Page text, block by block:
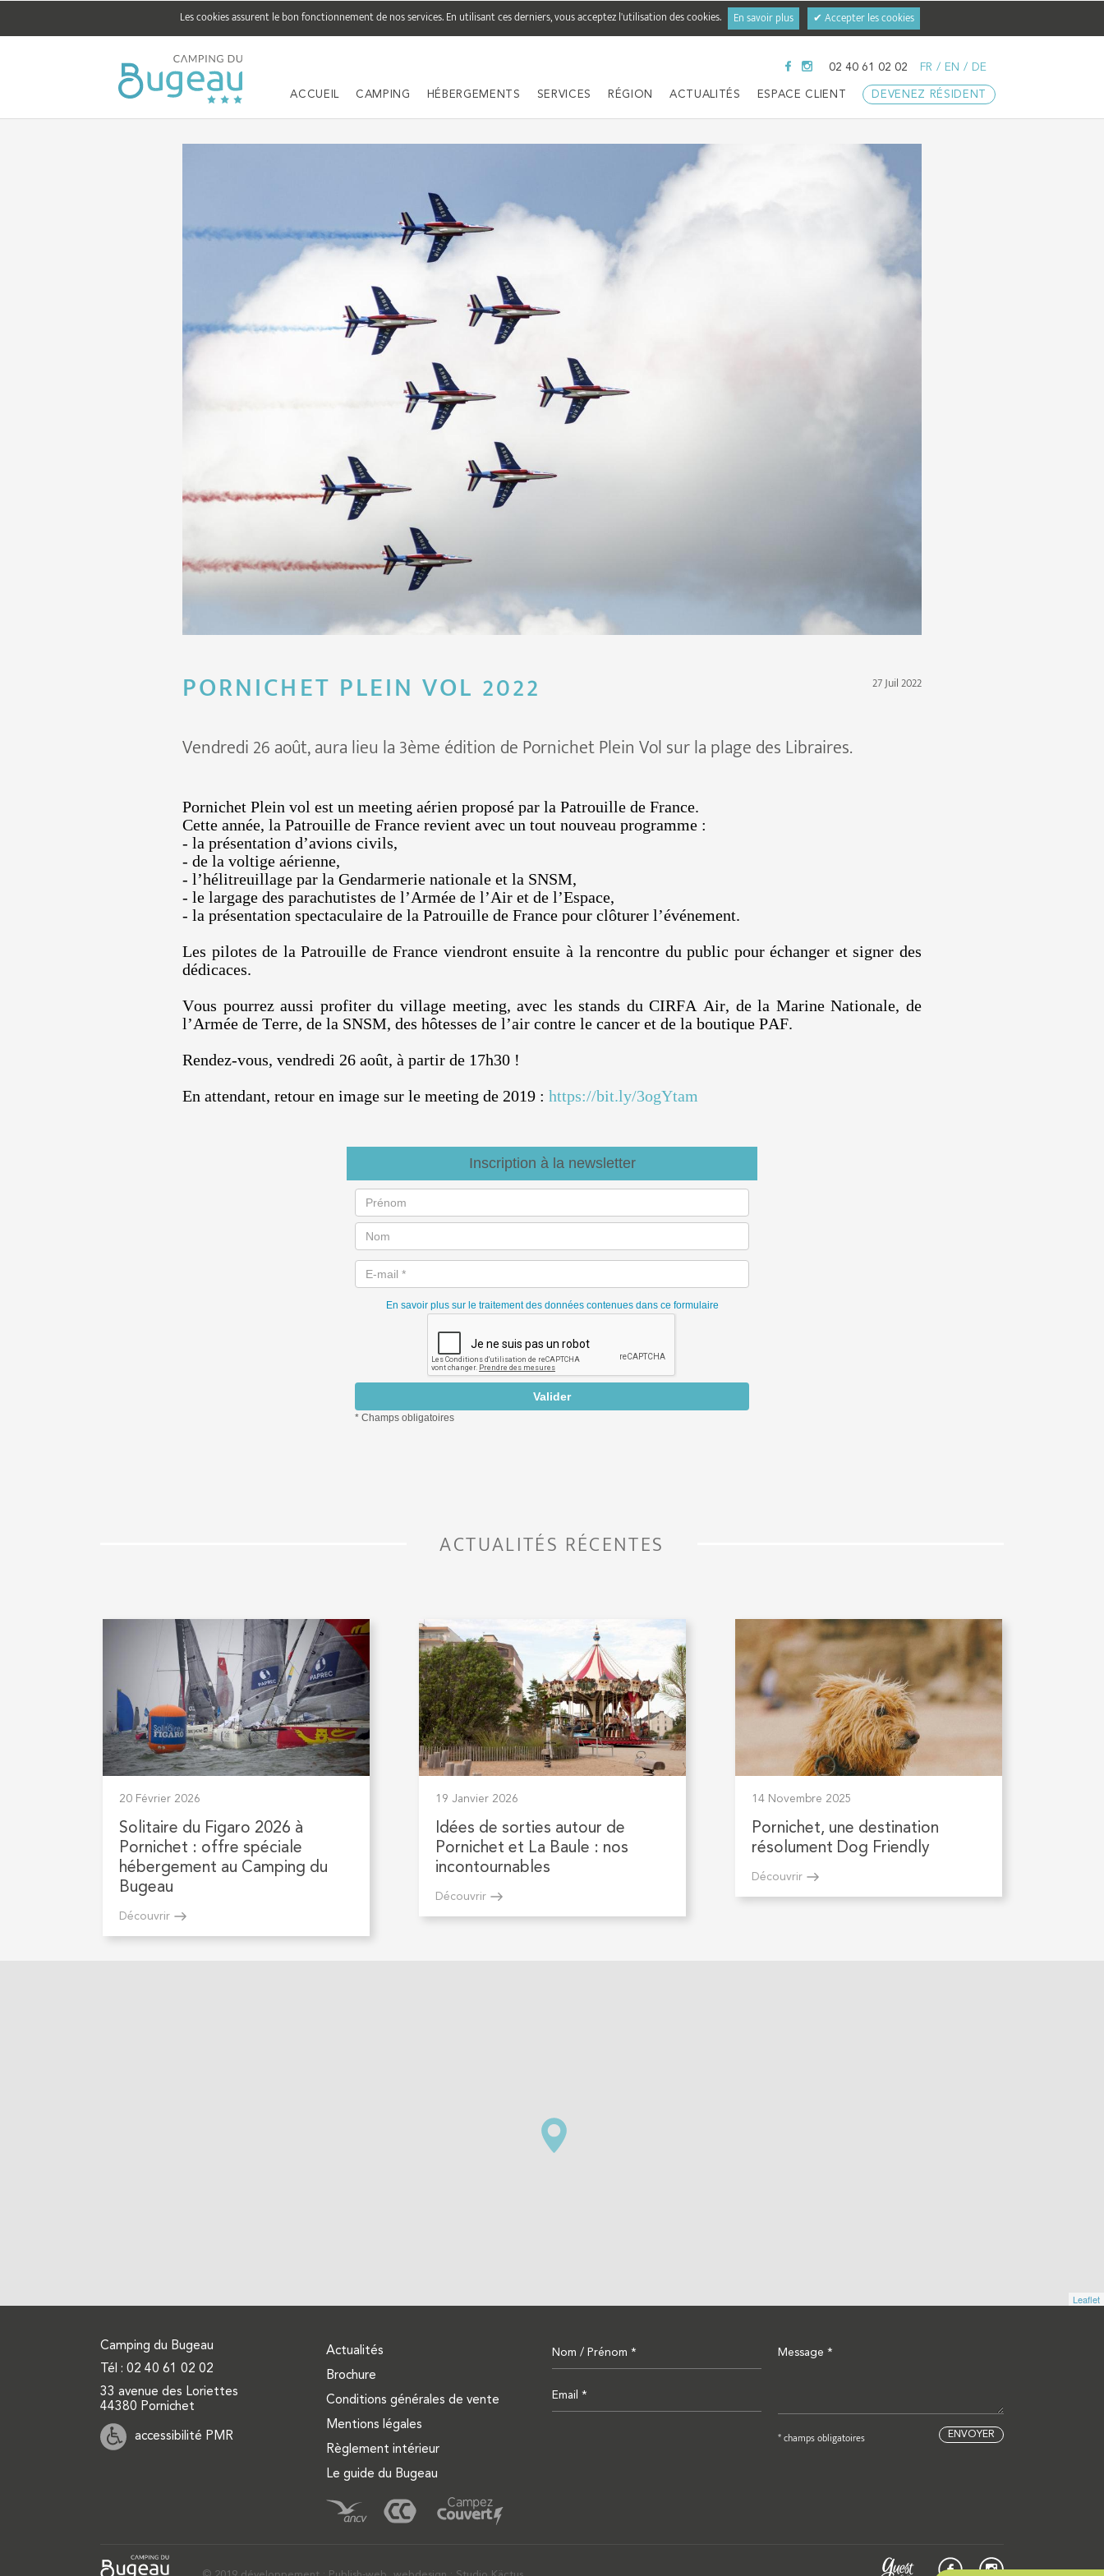
Les cookies assurent le bon fonctionnement de nos services. En utilisant ces derniers, vous acceptez l'utilisation des cookies. En savoir plus ✔ Accepter les cookies
02 40 61 02 02 FR / EN / DE
ACCUEIL CAMPING HÉBERGEMENTS SERVICES RÉGION ACTUALITÉS ESPACE CLIENT DEVENEZ RÉSIDENT
27 Juil 2022
PORNICHET PLEIN VOL 2022
Vendredi 26 août, aura lieu la 3ème édition de Pornichet Plein Vol sur la plage des Libraires.
Pornichet Plein vol est un meeting aérien proposé par la Patrouille de France.
Cette année, la Patrouille de France revient avec un tout nouveau programme :
- la présentation d’avions civils,
- de la voltige aérienne,
- l’hélitreuillage par la Gendarmerie nationale et la SNSM,
- le largage des parachutistes de l’Armée de l’Air et de l’Espace,
- la présentation spectaculaire de la Patrouille de France pour clôturer l’événement.
Les pilotes de la Patrouille de France viendront ensuite à la rencontre du public pour échanger et signer des
dédicaces.
Vous pourrez aussi profiter du village meeting, avec les stands du CIRFA Air, de la Marine Nationale, de
l’Armée de Terre, de la SNSM, des hôtesses de l’air contre le cancer et de la boutique PAF.
Rendez-vous, vendredi 26 août, à partir de 17h30 !
En attendant, retour en image sur le meeting de 2019 : https://bit.ly/3ogYtam
ACTUALITÉS RÉCENTES
20 Février 2026
Solitaire du Figaro 2026 à
Pornichet : offre spéciale
hébergement au Camping du
Bugeau
Découvrir
19 Janvier 2026
Idées de sorties autour de
Pornichet et La Baule : nos
incontournables
Découvrir
14 Novembre 2025
Pornichet, une destination
résolument Dog Friendly
Découvrir
Leaflet
Camping du Bugeau
Tél : 02 40 61 02 02
33 avenue des Loriettes
44380 Pornichet
accessibilité PMR
Actualités
Brochure
Conditions générales de vente
Mentions légales
Règlement intérieur
Le guide du Bugeau
* champs obligatoires